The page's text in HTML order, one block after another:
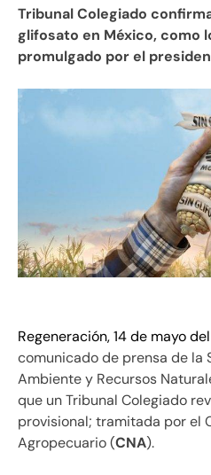
Tribunal Colegiado
glifosato en México, como
promulgado por el
Regeneración, 14 de mayo
comunicado de prensa de la
Ambiente y Recursos
que un Tribunal Colegiado
provisional; tramitada por el
Agropecuario (CNA).